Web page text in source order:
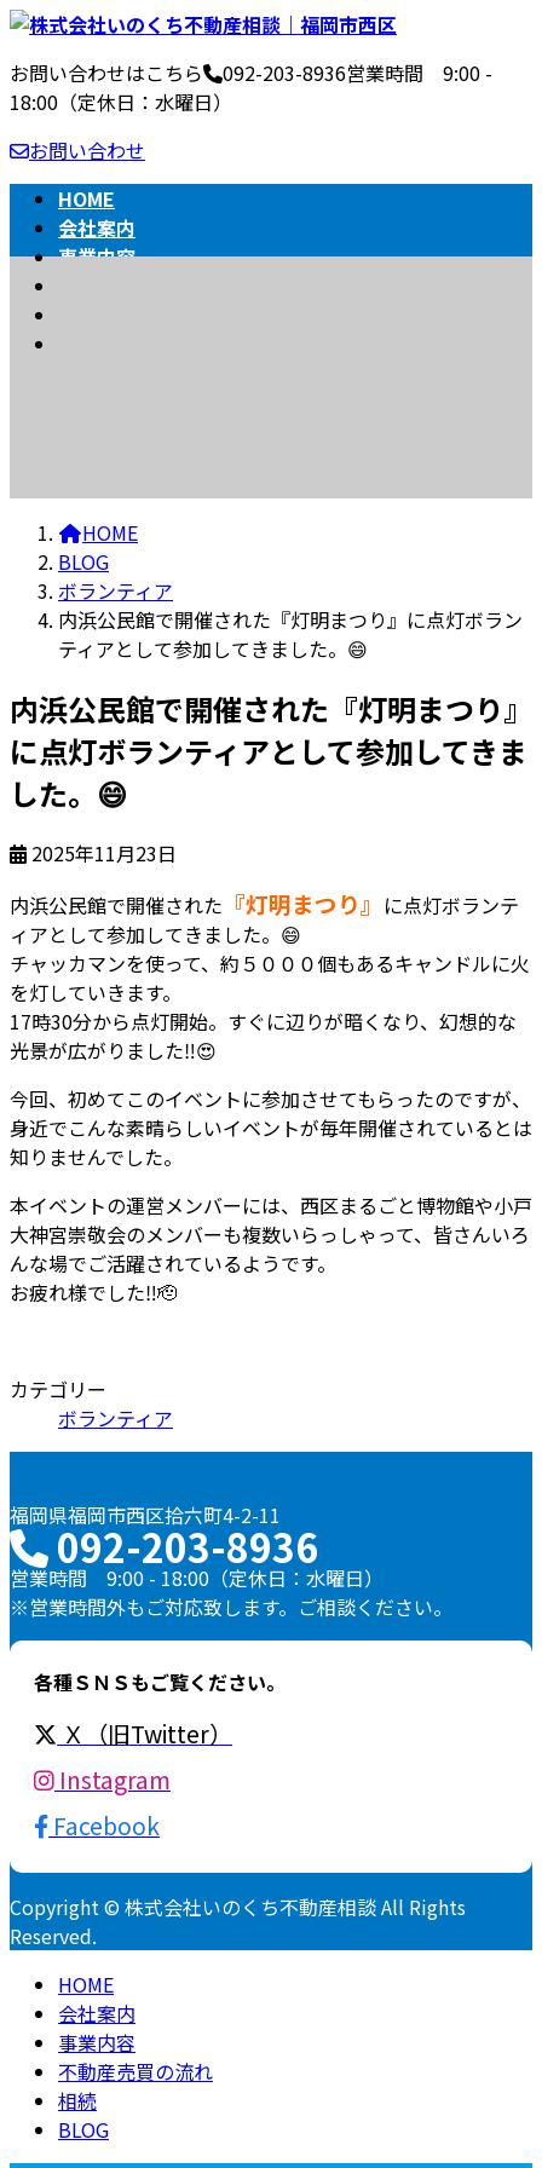
コ
テ
ン
ツ
へ
ッ
ナ
ゲ
ー
シ
ョ
移
お問い合わせはこちら 092-203-8936営業時間 9:00 -
18:00（定休日：水曜日）
お問い合わせ
HOME
会社案内
事業内容
HOME
BLOG
ボランティア
内浜公民館で開催された『灯明まつり』に点灯ボラン
ティアとして参加してきました。😄
内浜公民館で開催された『灯明まつり』
に点灯ボランティアとして参加してきま
した。😄
2025年11月23日
内浜公民館で開催された 『灯明まつり』 に点灯ボランテ
ィアとして参加してきました。 😄
チャッカマンを使って、約５０００個もあるキャンドルに火
を灯していきます。
17時30分から点灯開始。すぐに辺りが暗くなり、幻想的な
光景が広がりました‼😍
今回、初めてこのイベントに参加させてもらったのですが、
身近でこんな素晴らしいイベントが毎年開催されているとは
知りませんでした。
本イベントの運営メンバーには、西区まるごと博物館や小戸
大神宮崇敬会のメンバーも複数いらっしゃって、皆さんいろ
んな場でご活躍されているようです。
お疲れ様でした‼🫡
カテゴリー
ボランティア
福岡県福岡市西区拾六町4-2-11
092-203-8936
営業時間 9:00 - 18:00（定休日：水曜日）
※営業時間外もご対応致します。ご相談ください。
各種ＳＮＳもご覧ください。
Ｘ（旧Twitter）
Instagram
Facebook
Copyright © 株式会社いのくち不動産相談 All Rights
Reserved.
HOME
会社案内
事業内容
不動産売買の流れ
相続
BLOG